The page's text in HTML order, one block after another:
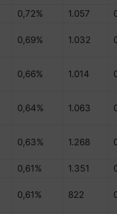
0,72% 1.057
0,69% 1.032
0,66% 1.014
0,64% 1.063
0,63% 1.268
0,61% 1.351
0,61% 822